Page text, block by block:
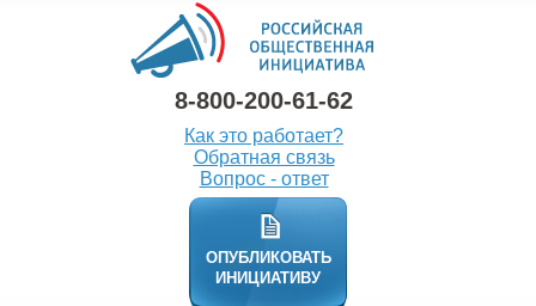
8-800-200-61-62
Как это работает?
Обратная связь
Вопрос - ответ
ОПУБЛИКОВАТЬ
ИНИЦИАТИВУ